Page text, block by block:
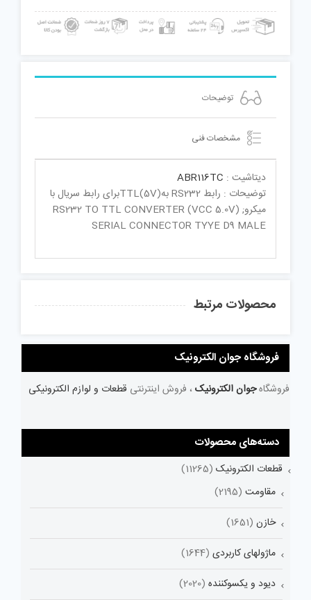
توضیحات
مشخصات فنی
دیتاشیت : ABR116TC
توضیحات : رابط RS232 بهTTL(5V)برای رابط سریال با
میکروRS232 TO TTL CONVERTER (VCC 5.0V) ;
SERIAL CONNECTOR TYYE D9 MALE
محصولات مرتبط
فروشگاه جوان الکترونیک
فروشگاهجوان الکترونیک ، فروش اینترنتی قطعات و لوازم الکترونیکی
دسته‌های محصولات
قطعات الکترونیک (11265)
مقاومت (2195)
خازن (1651)
ماژولهای کاربردی (1644)
دیود و یکسوکننده (2020)